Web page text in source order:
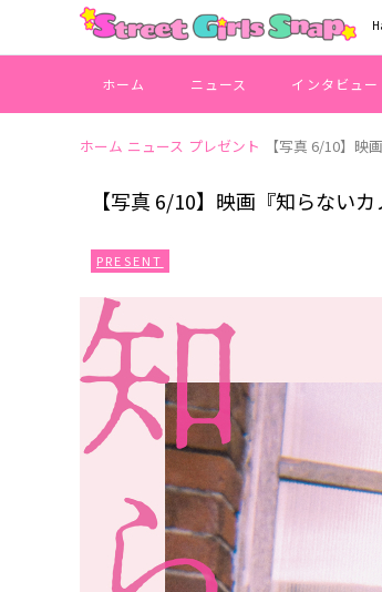
ホーム ニュース インタビュー
ホーム ニュース プレゼント 【写真 6/10】映
【写真 6/10】映画『知らない
PRESENT